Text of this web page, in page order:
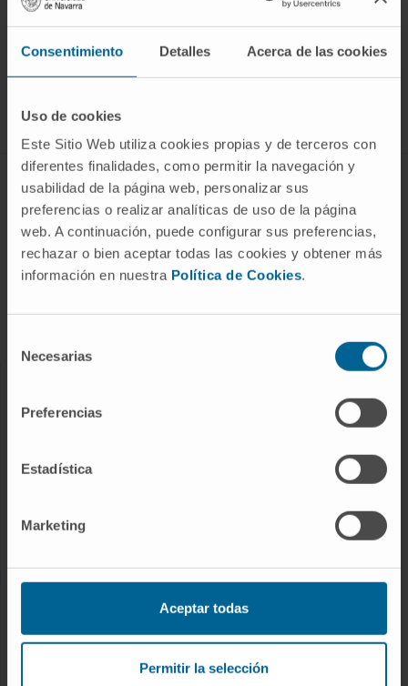
Consentimiento Detalles Acerca de las cookies
Uso de cookies
Este Sitio Web utiliza cookies propias y de terceros con
diferentes finalidades, como permitir la navegación y
usabilidad de la página web, personalizar sus
preferencias o realizar analíticas de uso de la página
web. A continuación, puede configurar sus preferencias,
rechazar o bien aceptar todas las cookies y obtener más
información en nuestra Política de Cookies.
Necesarias
Preferencias
Estadística
Marketing
Aceptar todas
Permitir la selección
ABOUT CIMA
Who we are
Research Center of the Clinica
Campus of the Universidad de Navarra
Our Researchers